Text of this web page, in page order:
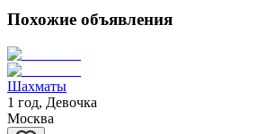
Похожие объявления
Шахматы
1 год, Девочка
Москва